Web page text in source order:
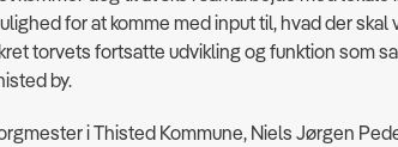
for at komme med input til, hvad der
torvets fortsatte udvikling og funktion som
by.
i Thisted Kommune, Niels Jørgen